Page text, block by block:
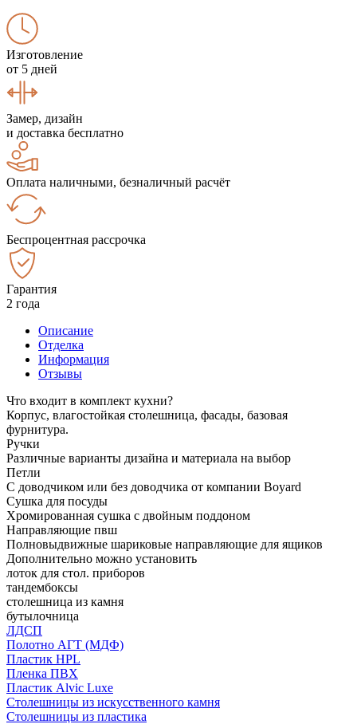
Изготовление
от 5 дней
Замер, дизайн
и доставка бесплатно
Оплата наличными, безналичный расчёт
Беспроцентная рассрочка
Гарантия
2 года
Описание
Отделка
Информация
Отзывы
Что входит в комплект кухни?
Корпус, влагостойкая столешница, фасады, базовая
фурнитура.
Ручки
Различные варианты дизайна и материала на выбор
Петли
С доводчиком или без доводчика от компании Boyard
Сушка для посуды
Хромированная сушка с двойным поддоном
Направляющие пвш
Полновыдвижные шариковые направляющие для ящиков
Дополнительно можно установить
лоток для стол. приборов
тандембоксы
столешница из камня
бутылочница
ЛДСП
Полотно АГТ (МДФ)
Пластик HPL
Пленка ПВХ
Пластик Alvic Luxe
Столешницы из искусственного камня
Столешницы из пластика